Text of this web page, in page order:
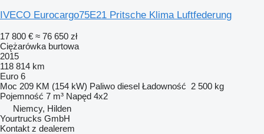
IVECO Eurocargo75E21 Pritsche Klima Luftfederung
17 800 € ≈ 76 650 zł
Ciężarówka burtowa
2015
118 814 km
Euro 6
Moc 209 KM (154 kW) Paliwo diesel Ładowność 2 500 kg
Pojemność 7 m³ Napęd 4x2
Niemcy, Hilden
Yourtrucks GmbH
Kontakt z dealerem